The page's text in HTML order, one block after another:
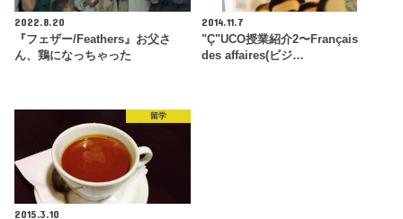
2022.8.20
『フェザー/Feathers』お父さ
ん、鶏になっちゃった
2014.11.7
"Ç"UCO授業紹介2〜Français
des affaires(ビジ…
留学
2015.3.10